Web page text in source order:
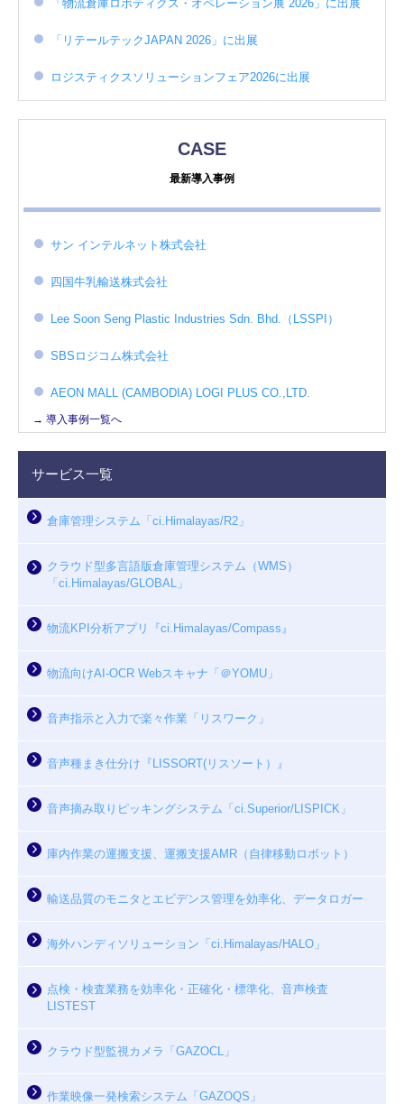
「物流倉庫ロボティクス・オペレーション展 2026」に出展
「リテールテックJAPAN 2026」に出展
ロジスティクスソリューションフェア2026に出展
CASE
最新導入事例
サン インテルネット株式会社
四国牛乳輸送株式会社
Lee Soon Seng Plastic Industries Sdn. Bhd.（LSSPI）
SBSロジコム株式会社
AEON MALL (CAMBODIA) LOGI PLUS CO.,LTD.
→ 導入事例一覧へ
サービス一覧
倉庫管理システム「ci.Himalayas/R2」
クラウド型多言語版倉庫管理システム（WMS）
「ci.Himalayas/GLOBAL」
物流KPI分析アプリ『ci.Himalayas/Compass』
物流向けAI-OCR Webスキャナ「＠YOMU」
音声指示と入力で楽々作業「リスワーク」
音声種まき仕分け『LISSORT(リスソート）』
音声摘み取りピッキングシステム「ci.Superior/LISPICK」
庫内作業の運搬支援、運搬支援AMR（自律移動ロボット）
輸送品質のモニタとエビデンス管理を効率化、データロガー
海外ハンディソリューション「ci.Himalayas/HALO」
点検・検査業務を効率化・正確化・標準化、音声検査
LISTEST
クラウド型監視カメラ「GAZOCL」
作業映像一発検索システム「GAZOQS」